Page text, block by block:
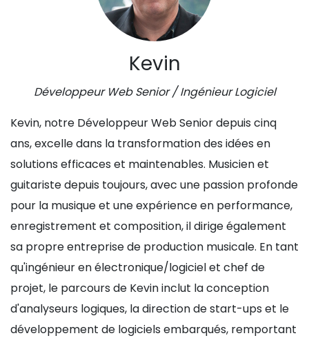
Kevin
Développeur Web Senior / Ingénieur Logiciel
Kevin, notre Développeur Web Senior depuis cinq
ans, excelle dans la transformation des idées en
solutions efficaces et maintenables. Musicien et
guitariste depuis toujours, avec une passion profonde
pour la musique et une expérience en performance,
enregistrement et composition, il dirige également
sa propre entreprise de production musicale. En tant
qu'ingénieur en électronique/logiciel et chef de
projet, le parcours de Kevin inclut la conception
d'analyseurs logiques, la direction de start-ups et le
développement de logiciels embarqués, remportant